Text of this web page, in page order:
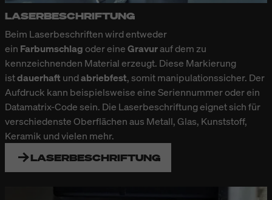
LASERBESCHRIFTUNG
Beim Laserbeschriftenwird entweder
ein Farbumschlagoder eineGravurauf dem zu
kennzeichnenden Material erzeugt. Diese Markierung
istdauerhaft undabriebfest, somit manipulationssicher. Der
Aufdruck kann beispielsweise eine Seriennummer oder ein
Datamatrix-Code sein. Die Laserbeschriftung eignet sich für
verschiedenste Oberflächen aus Metall, Glas, Kunststoff,
Keramik und vielen mehr.
LASERBESCHRIFTUNG